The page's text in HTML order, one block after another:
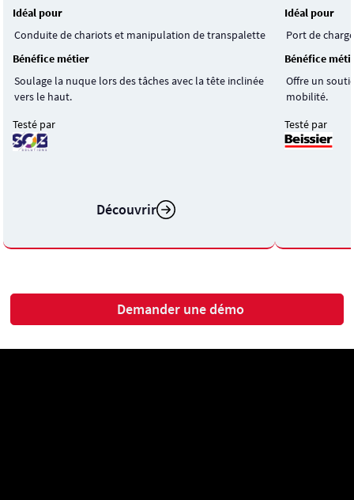
Idéal pour
Conduite de chariots et manipulation de transpalette
Bénéfice métier
Soulage la nuque lors des tâches avec la tête inclinée
vers le haut.
Testé par
Découvrir
Idéal pour
Port de
Bénéfice
Offre un
mobilité.
Testé par
Demander une démo